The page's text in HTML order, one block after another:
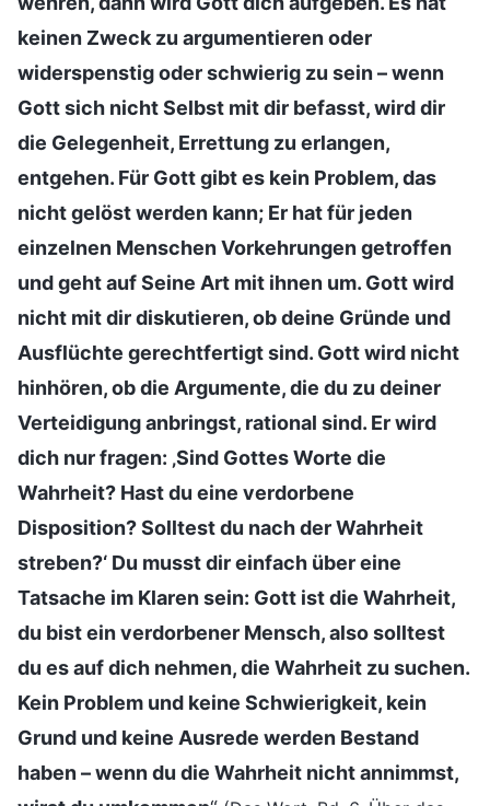
keinen Zweck zu argumentieren oder
widerspenstig oder schwierig zu sein – wenn
Gott sich nicht Selbst mit dir befasst, wird dir
die Gelegenheit, Errettung zu erlangen,
entgehen. Für Gott gibt es kein Problem, das
nicht gelöst werden kann; Er hat für jeden
einzelnen Menschen Vorkehrungen getroffen
und geht auf Seine Art mit ihnen um. Gott wird
nicht mit dir diskutieren, ob deine Gründe und
Ausflüchte gerechtfertigt sind. Gott wird nicht
hinhören, ob die Argumente, die du zu deiner
Verteidigung anbringst, rational sind. Er wird
dich nur fragen: ‚Sind Gottes Worte die
Wahrheit? Hast du eine verdorbene
Disposition? Solltest du nach der Wahrheit
streben?‘ Du musst dir einfach über eine
Tatsache im Klaren sein: Gott ist die Wahrheit,
du bist ein verdorbener Mensch, also solltest
du es auf dich nehmen, die Wahrheit zu suchen.
Kein Problem und keine Schwierigkeit, kein
Grund und keine Ausrede werden Bestand
haben – wenn du die Wahrheit nicht annimmst,